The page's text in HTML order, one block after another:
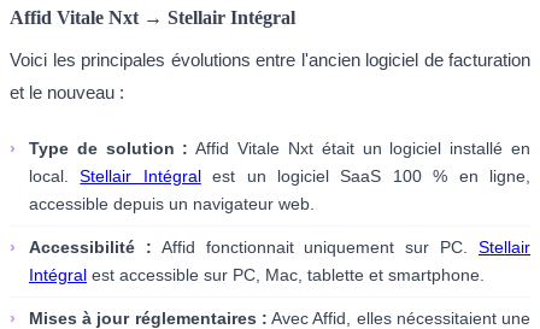
Affid Vitale Nxt → Stellair Intégral
Voici les principales évolutions entre l'ancien logiciel de facturation
et le nouveau :
› Type de solution : Affid Vitale Nxt était un logiciel installé en
local.Stellair Intégralest un logiciel SaaS 100 % en ligne,
accessible depuis un navigateur web.
› Accessibilité : Affid fonctionnait uniquement sur PC.Stellair
Intégral est accessible sur PC, Mac, tablette et smartphone.
› Mises à jour réglementaires : Avec Affid, elles nécessitaient une